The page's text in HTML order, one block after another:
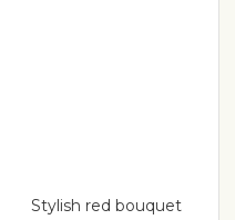
Stylish red bouquet